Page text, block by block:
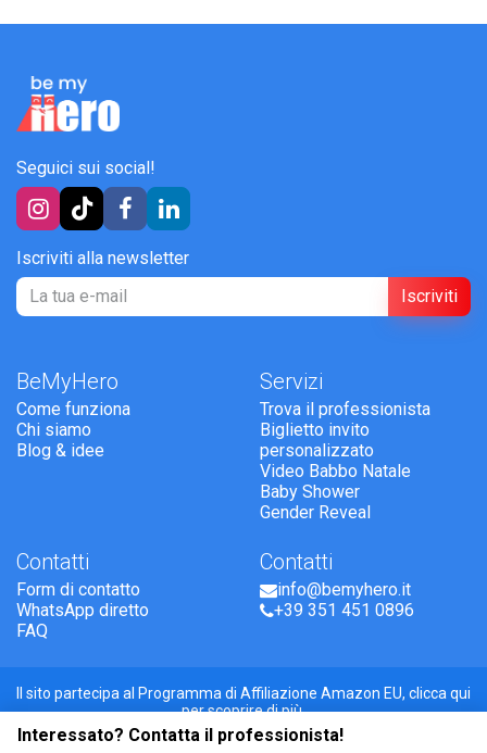
Interessato? Contatta il professionista!
Seguici sui social!
Iscriviti alla newsletter
Iscriviti
BeMyHero
Come funziona
Chi siamo
Blog & idee
Servizi
Trova il professionista
Biglietto invito
personalizzato
Video Babbo Natale
Baby Shower
Gender Reveal
Contatti
Form di contatto
WhatsApp diretto
FAQ
Contatti
info@bemyhero.it
+39 351 451 0896
Il sito partecipa al Programma di Affiliazione Amazon EU, clicca qui
per scoprire di più.
Termini e Condizioni-Privacy Policy-Disclaimer dei personaggi